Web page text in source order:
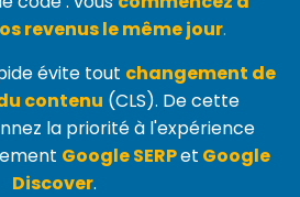
revenus le même jour.
évite tout changement de
contenu (CLS). De cette
la priorité à l'expérience
Google SERPet Google
Discover.